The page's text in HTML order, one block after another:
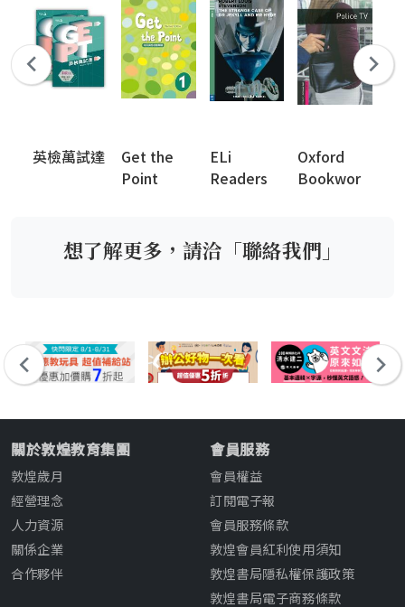
英檢萬試達
Get the
Point
ELi
Readers
Oxford
Bookwor
Edition)
想了解更多，請洽「聯絡我們」
關於敦煌教育集團
敦煌歲月
經營理念
人力資源
關係企業
合作夥伴
會員服務
會員權益
訂閱電子報
會員服務條款
敦煌會員紅利使用須知
敦煌書局隱私權保護政策
敦煌書局電子商務條款